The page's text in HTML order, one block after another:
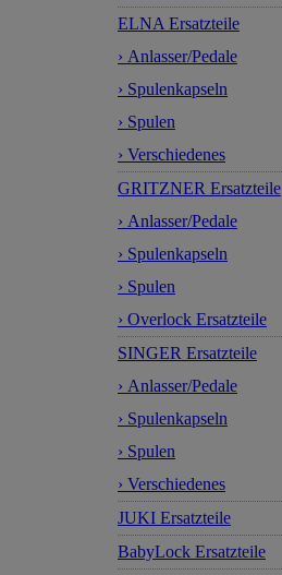
ELNA Ersatzteile
› Anlasser/Pedale
› Spulenkapseln
› Spulen
› Verschiedenes
GRITZNER Ersatzteile
› Anlasser/Pedale
› Spulenkapseln
› Spulen
› Overlock Ersatzteile
SINGER Ersatzteile
› Anlasser/Pedale
› Spulenkapseln
› Spulen
› Verschiedenes
JUKI Ersatzteile
BabyLock Ersatzteile